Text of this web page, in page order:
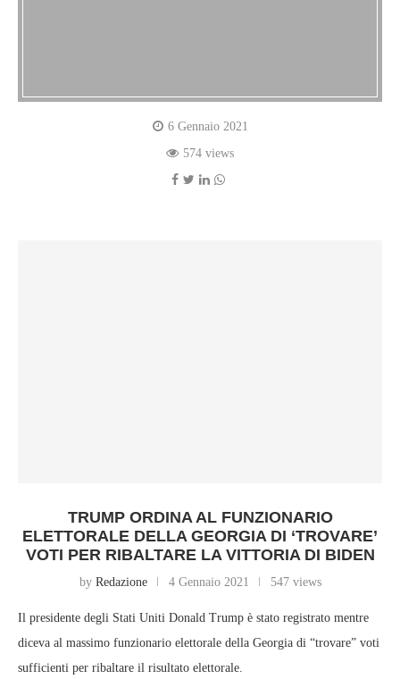
6 Gennaio 2021
574 views
TRUMP ORDINA AL FUNZIONARIO
ELETTORALE DELLA GEORGIA DI ‘TROVARE’
VOTI PER RIBALTARE LA VITTORIA DI BIDEN
by Redazione 4 Gennaio 2021 547 views
Il presidente degli Stati Uniti Donald Trump è stato registrato mentre
diceva al massimo funzionario elettorale della Georgia di “trovare” voti
sufficienti per ribaltare il risultato elettorale.